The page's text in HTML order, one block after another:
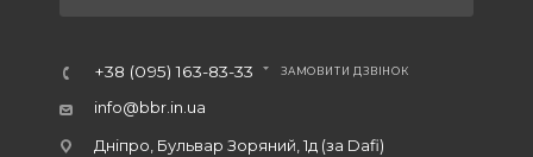
+38 (095) 163-83-33 ЗАМОВИТИ ДЗВІНОК
info@bbr.in.ua
Дніпро, Бульвар Зоряний, 1д (за Dafi)